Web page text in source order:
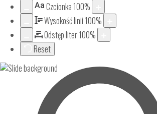
Aa Czcionka 100%
Wysokość linii 100%
Odstęp liter100%
Reset